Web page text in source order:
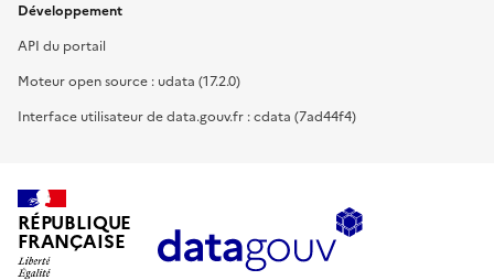
Développement
API du portail
Moteur open source : udata (17.2.0)
Interface utilisateur de data.gouv.fr : cdata (7ad44f4)
RÉPUBLIQUE
FRANÇAISE